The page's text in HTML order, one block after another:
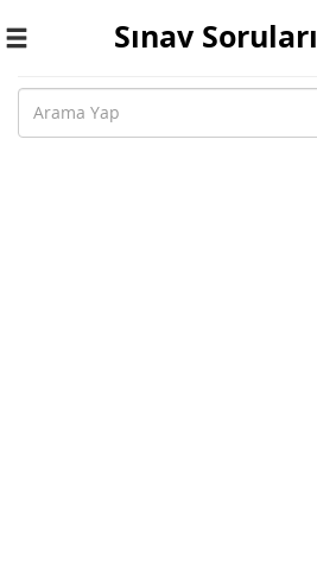
Toggle
Sınav Soruları